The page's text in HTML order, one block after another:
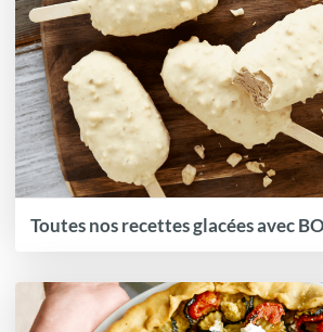
Toutes nos recettes glacées avec